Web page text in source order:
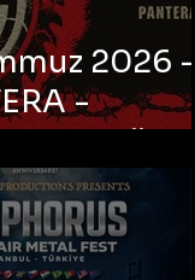
2026 -
-
Ataköy
Arena